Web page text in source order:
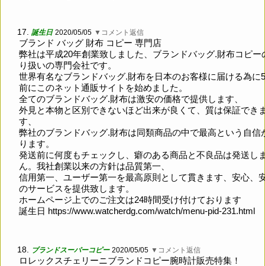
17. 誕生日 2020/05/05 ▼コメント返信
ブランド バッグ 財布 コピー 専門店
弊社は平成20年創業致しました、ブランドバッグ.財布コピー
り扱いの専門会社です。
世界有名なブランドバッグ.財布を日本のお客様に届ける為に
前にこのネット通販サイトを始めました。
全てのブランドバッグ.財布は激安の価格で提供します、
外見と本物と区別できないほど出来が良くて、質は保証でき
す、
弊社のブランドバッグ.財布は同類商品の中で最高という自信
ります。
発送前に何度もチェックし、癖のある商品と不良品は発送し
ん。我社創業以来の方針は品質第一、
信用第一、ユーザー第一を最高原則として貫きます、安心、
のサービスを提供致します。
ホームページ上でのご注文は24時間受け付けております
誕生日 https://www.watcherdg.com/watch/menu-pid-231.html
18. ブランドスーパーコピー 2020/05/05 ▼コメント返信
ロレックスチェリーニブランドコピー腕時計販売特集！